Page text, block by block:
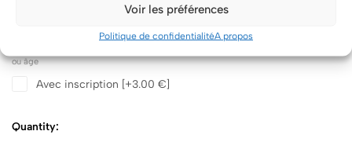
Voir les préférences
Politique de confidentialitéA propos
2 Bougies Fontaines[+5.00 €]
Cochez la case "Avec inscription" si vous souhaitez inscrire prénom
ou âge
Avec inscription [+3.00 €]
Quantity: